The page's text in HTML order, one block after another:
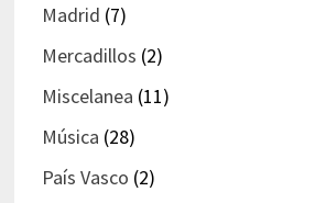
Madrid (7)
Mercadillos (2)
Miscelanea (11)
Música (28)
País Vasco (2)